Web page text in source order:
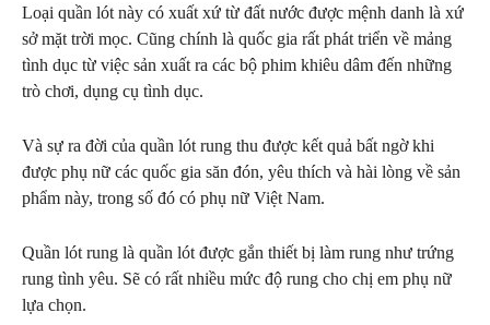
Loại quần lót này có xuất xứ từ đất nước được mệnh danh là xứ
sở mặt trời mọc. Cũng chính là quốc gia rất phát triển về mảng
tình dục từ việc sản xuất ra các bộ phim khiêu dâm đến những
trò chơi, dụng cụ tình dục.
Và sự ra đời của quần lót rung thu được kết quả bất ngờ khi
được phụ nữ các quốc gia săn đón, yêu thích và hài lòng về sản
phẩm này, trong số đó có phụ nữ Việt Nam.
Quần lót rung là quần lót được gắn thiết bị làm rung như trứng
rung tình yêu. Sẽ có rất nhiều mức độ rung cho chị em phụ nữ
lựa chọn.